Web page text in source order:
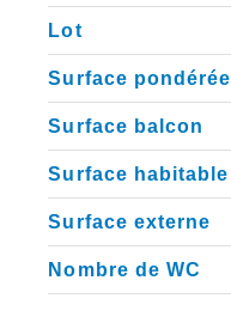
Lot
Surface pondérée
Surface balcon
Surface habitable
Surface externe
Nombre de WC